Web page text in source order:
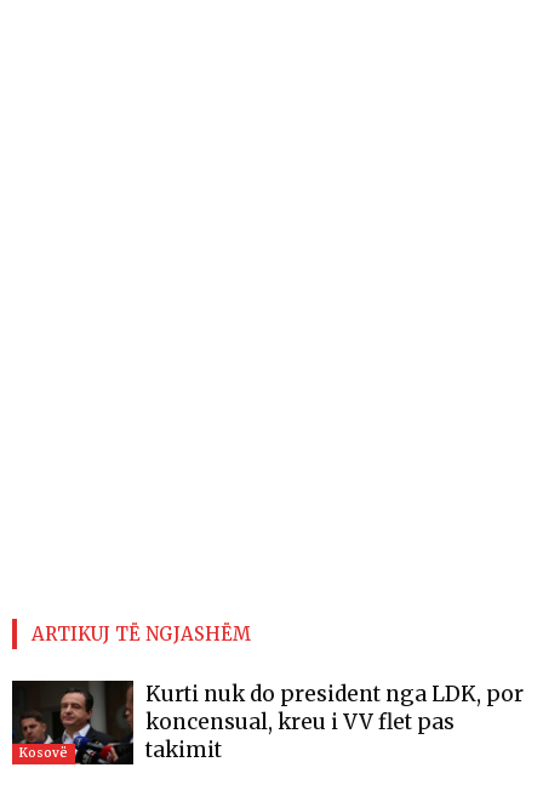
ARTIKUJ TË NGJASHËM
Kosovë
Kurti nuk do president nga LDK, por
koncensual, kreu i VV flet pas
takimit